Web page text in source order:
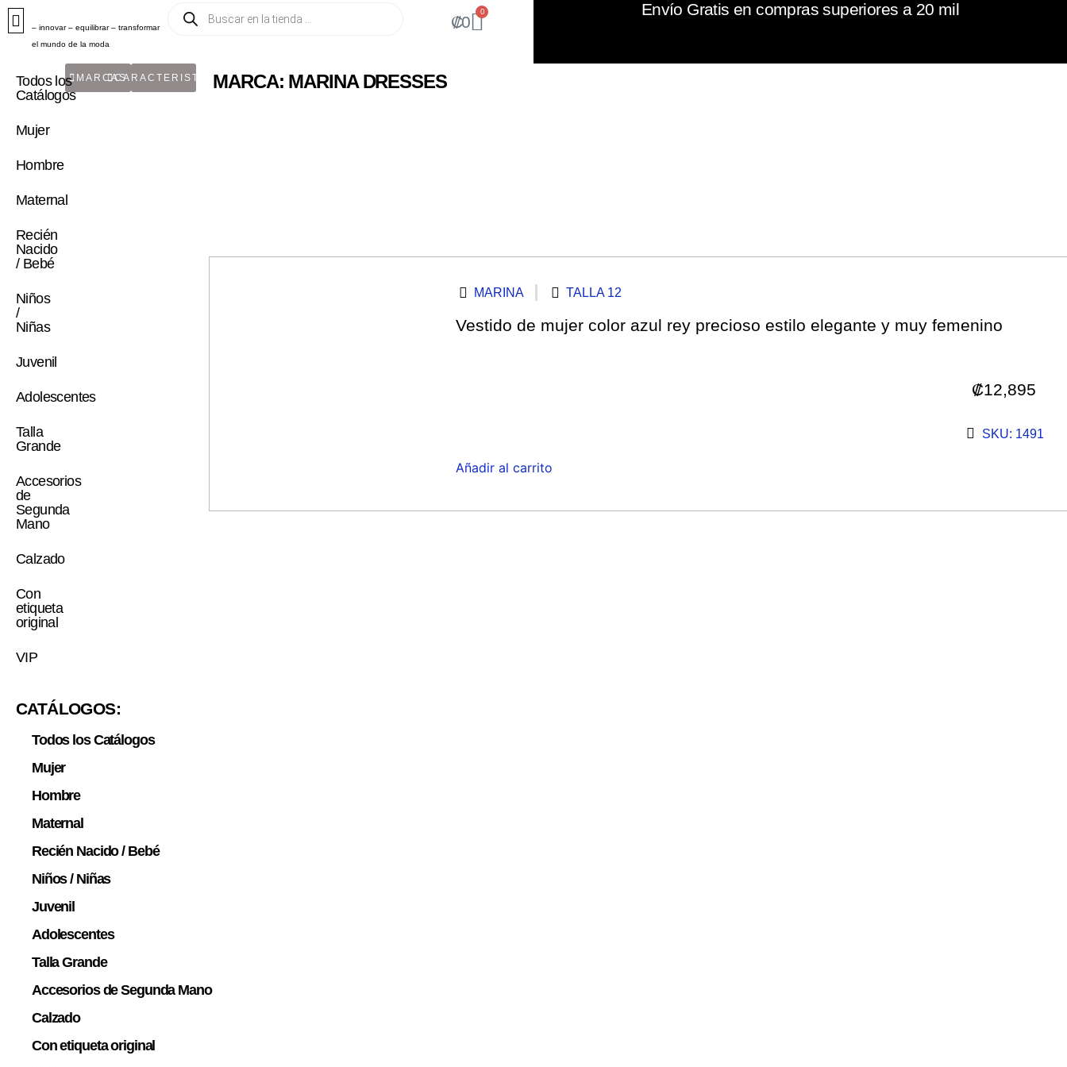
– innovar – equilibrar – transformar
el mundo de la moda
₡0
0 Envío Gratis en compras superiores a 20 mil
Todos los
Catálogos
Mujer
Hombre
Maternal
Recién
Nacido
/ Bebé
Niños
/
Niñas
Juvenil
Adolescentes
Talla
Grande
Accesorios
de
Segunda
Mano
Calzado
Con
etiqueta
original
VIP
MARCASCARACTERISTICAMARCA: MARINA DRESSES
MARINA TALLA 12
Vestido de mujer color azul rey precioso estilo elegante y muy femenino
₡12,895
SKU: 1491
Añadir al carrito
CATÁLOGOS:
Todos los Catálogos
Mujer
Hombre
Maternal
Recién Nacido / Bebé
Niños / Niñas
Juvenil
Adolescentes
Talla Grande
Accesorios de Segunda Mano
Calzado
Con etiqueta original